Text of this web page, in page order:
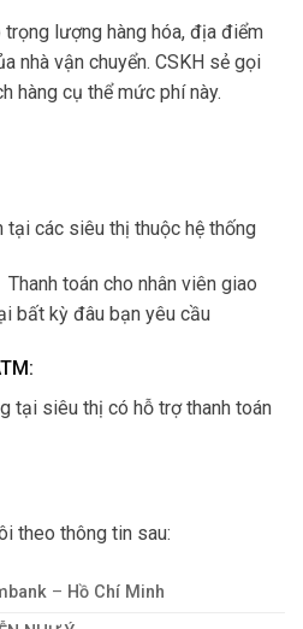
lượng hàng hóa, địa điểm
nhà vận chuyển. CSKH sẻ gọi
hàng cụ thể mức phí này.
tại các siêu thị thuộc hệ thống
toán cho nhân viên giao
bất kỳ đâu bạn yêu cầu
tại siêu thị có hỗ trợ thanh toán
theo thông tin sau:
– Hồ Chí Minh